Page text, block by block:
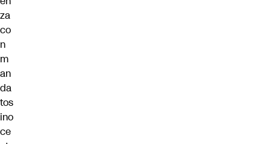
za
co
n
m
an
da
tos
ino
ce